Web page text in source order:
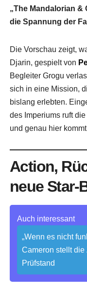
„The Mandalorian
die Spannung der
Die Vorschau zeigt,
Djarin, gespielt von
Begleiter Grogu
sich in eine Mission,
bislang erlebten.
des Imperiums ruft
und genau hier
Action,
neue Star-
Auch interessant
„Wenn es nicht
Cameron stellt die
Prüfstand